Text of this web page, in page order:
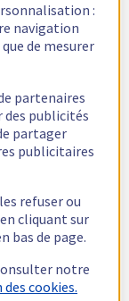
:
navigation
de mesurer
partenaires
des publicités
partager
publicitaires
refuser ou
cliquant sur
bas de page.
notre
cookies.